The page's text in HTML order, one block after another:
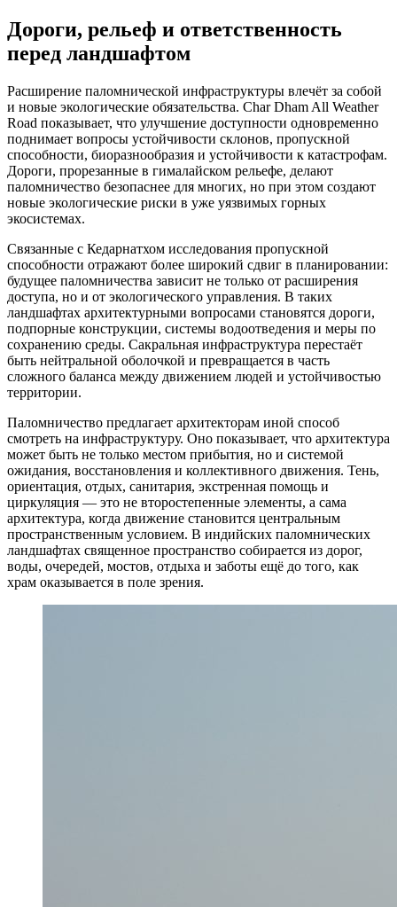
Дороги, рельеф и ответственность
перед ландшафтом
Расширение паломнической инфраструктуры влечёт за собой
и новые экологические обязательства. Char Dham All Weather
Road показывает, что улучшение доступности одновременно
поднимает вопросы устойчивости склонов, пропускной
способности, биоразнообразия и устойчивости к катастрофам.
Дороги, прорезанные в гималайском рельефе, делают
паломничество безопаснее для многих, но при этом создают
новые экологические риски в уже уязвимых горных
экосистемах.
Связанные с Кедарнатхом исследования пропускной
способности отражают более широкий сдвиг в планировании:
будущее паломничества зависит не только от расширения
доступа, но и от экологического управления. В таких
ландшафтах архитектурными вопросами становятся дороги,
подпорные конструкции, системы водоотведения и меры по
сохранению среды. Сакральная инфраструктура перестаёт
быть нейтральной оболочкой и превращается в часть
сложного баланса между движением людей и устойчивостью
территории.
Паломничество предлагает архитекторам иной способ
смотреть на инфраструктуру. Оно показывает, что архитектура
может быть не только местом прибытия, но и системой
ожидания, восстановления и коллективного движения. Тень,
ориентация, отдых, санитария, экстренная помощь и
циркуляция — это не второстепенные элементы, а сама
архитектура, когда движение становится центральным
пространственным условием. В индийских паломнических
ландшафтах священное пространство собирается из дорог,
воды, очередей, мостов, отдыха и заботы ещё до того, как
храм оказывается в поле зрения.